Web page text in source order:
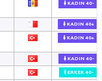
KADIN 40-
KADIN 40+
KADIN 40+
KADIN 40-
ERKEK 40-